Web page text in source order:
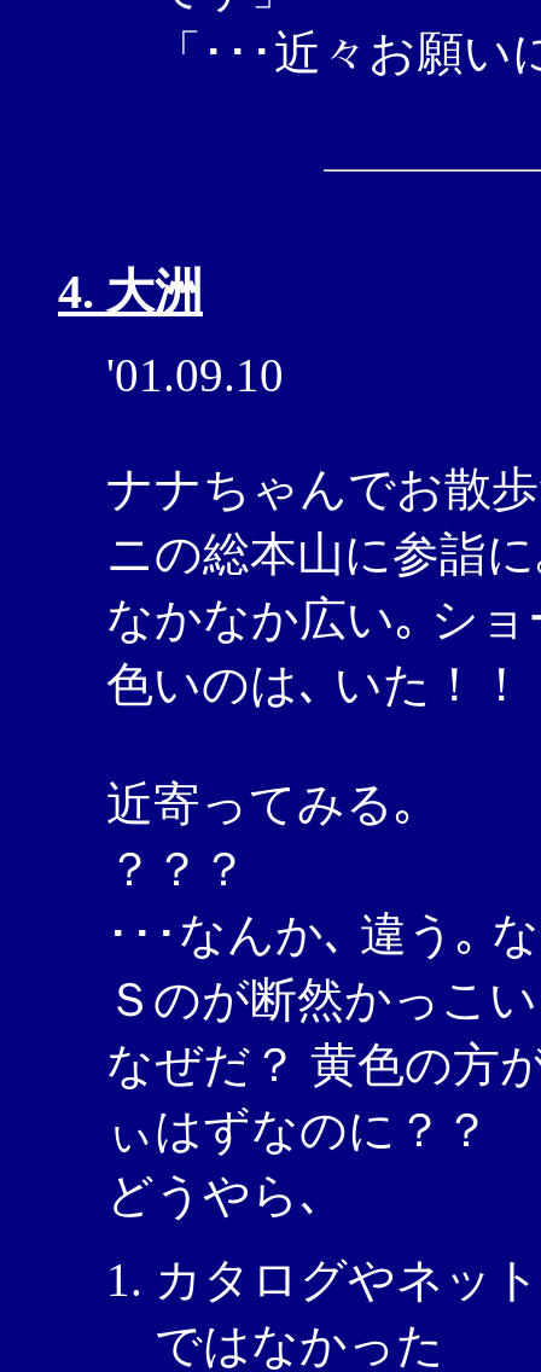
「･･･近々お願
4. 大洲
'01.09.10
ナナちゃんでお散
ニの総本山に参詣
なかなか広い｡ シ
色いのは､ いた！！
近寄ってみる｡
？？？
･･･なんか､ 違う｡
Ｓのが断然かっこ
なぜだ？ 黄色の方
ぃはずなのに？？
どうやら､
カタログやネッ
ではなかった